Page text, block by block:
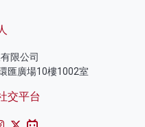
限公司
匯廣場10樓1002室
交平台